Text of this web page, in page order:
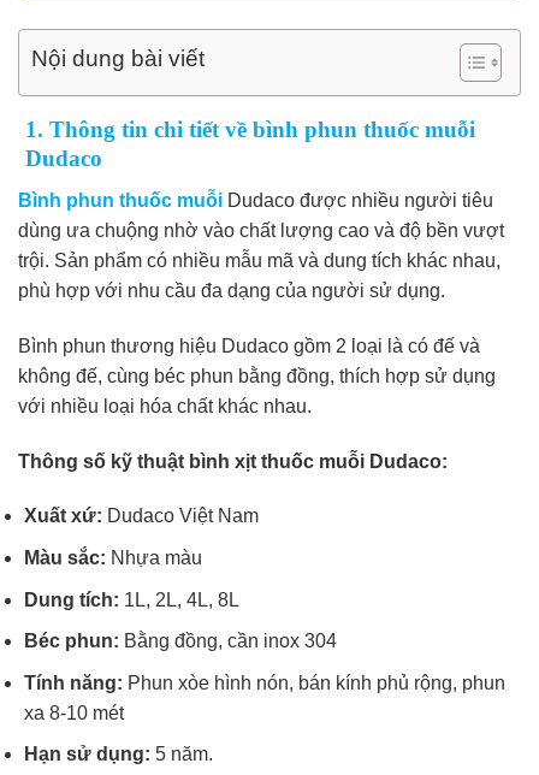
Nội dung bài viết
1. Thông tin chi tiết về bình phun thuốc muỗi
Dudaco
Bình phun thuốc muỗi Dudaco được nhiều người tiêu
dùng ưa chuộng nhờ vào chất lượng cao và độ bền vượt
trội. Sản phẩm có nhiều mẫu mã và dung tích khác nhau,
phù hợp với nhu cầu đa dạng của người sử dụng.
Bình phun thương hiệu Dudaco gồm 2 loại là có đế và
không đế, cùng béc phun bằng đồng, thích hợp sử dụng
với nhiều loại hóa chất khác nhau.
Thông số kỹ thuật bình xịt thuốc muỗi Dudaco:
Xuất xứ: Dudaco Việt Nam
Màu sắc: Nhựa màu
Dung tích: 1L, 2L, 4L, 8L
Béc phun: Bằng đồng, cần inox 304
Tính năng: Phun xòe hình nón, bán kính phủ rộng, phun
xa 8-10 mét
Hạn sử dụng: 5 năm.